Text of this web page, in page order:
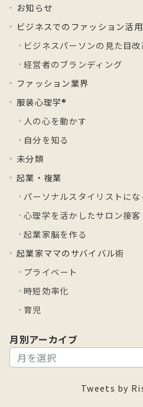
お知らせ
ビジネスでのファッション活用
ビジネスパーソンの見た目改
経営者のブランディング
ファッション業界
服装心理学®
人の心を動かす
自分を知る
未分類
起業・複業
パーソナルスタイリストにな
心理学を活かしたサロン接客
起業家脳を作る
起業家ママのサバイバル術
プライベート
時短効率化
育児
月別アーカイブ
別
Tweets by